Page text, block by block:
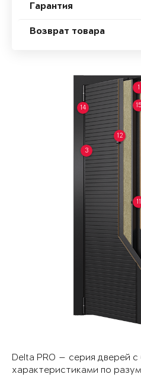
Гарантия
Возврат товара
1
3
11
12
14 15
Delta PRO — серия дверей
характеристиками по